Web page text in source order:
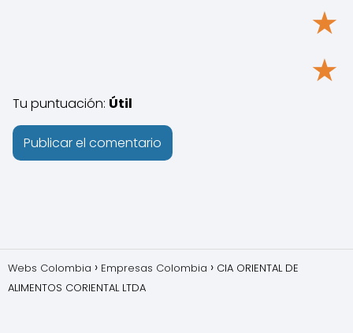
★
★
Tu puntuación: Útil
Webs Colombia Empresas Colombia
CIA ORIENTAL DE
ALIMENTOS CORIENTAL LTDA